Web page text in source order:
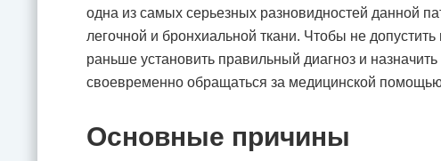
одна из самых серьезных разновидностей данной
легочной и бронхиальной ткани. Чтобы не
раньше установить правильный диагноз и
своевременно обращаться за медицинской
Основные причины